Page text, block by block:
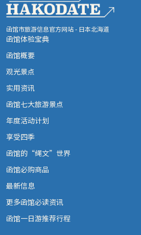
函馆市旅游信息官方网站 - 日本北海道
函馆体验宝典
函馆概要
观光景点
实用资讯
函馆七大旅游景点
年度活动计划
享受四季
函馆的“绳文”世界
函馆必购商品
最新信息
更多函馆必读资讯
函馆一日游推荐行程